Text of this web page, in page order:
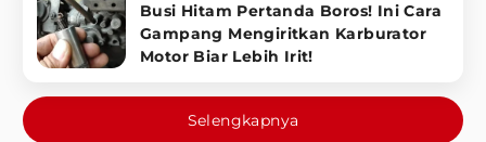
Busi Hitam Pertanda Boros! Ini Cara
Gampang Mengiritkan Karburator
Motor Biar Lebih Irit!
Selengkapnya